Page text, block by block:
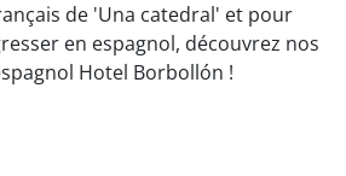
de 'Una catedral' et pour
en espagnol, découvrez nos
Hotel Borbollón !